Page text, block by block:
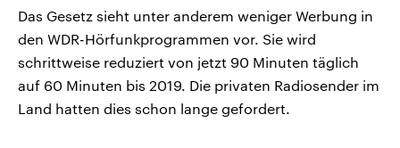
Das Gesetz sieht unter anderem weniger Werbung in
den WDR-Hörfunkprogrammen vor. Sie wird
schrittweise reduziert von jetzt 90 Minuten täglich
auf 60 Minuten bis 2019. Die privaten Radiosender im
Land hatten dies schon lange gefordert.